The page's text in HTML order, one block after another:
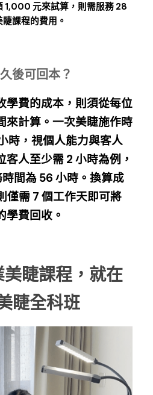
1,000 元來試算，則需服務 28
課程的費用。
後可回本？
學費的成本，則須從每位
來計算。一次美睫施作時
時，視個人能力與客人
人至少需 2 小時為例，
間為 56 小時。換算成
僅需 7 個工作天即可將
學費回收。
睫課程，就在
睫全科班